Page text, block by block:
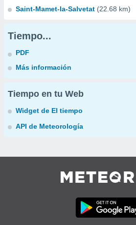
Saint-Mamet-la-Salvetat (22.68 km)
Tiempo...
PDF
Más información
Tiempo en tu Web
Widget de El tiempo
API de Meteorología